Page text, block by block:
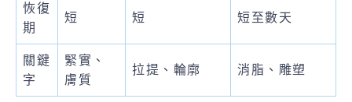
恢復
期
短 短 短至數天
關鍵
字
緊實、
膚質
拉提、輪廓 消脂、雕塑